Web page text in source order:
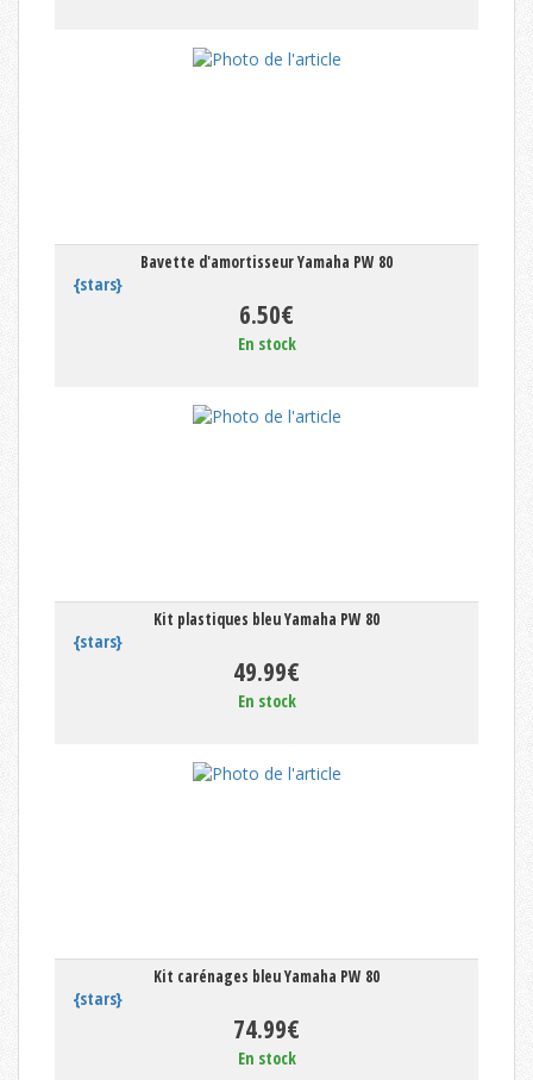
Bavette d'amortisseur Yamaha PW 80
{stars}
6.50€
En stock
Kit plastiques bleu Yamaha PW 80
{stars}
49.99€
En stock
Kit carénages bleu Yamaha PW 80
{stars}
74.99€
En stock